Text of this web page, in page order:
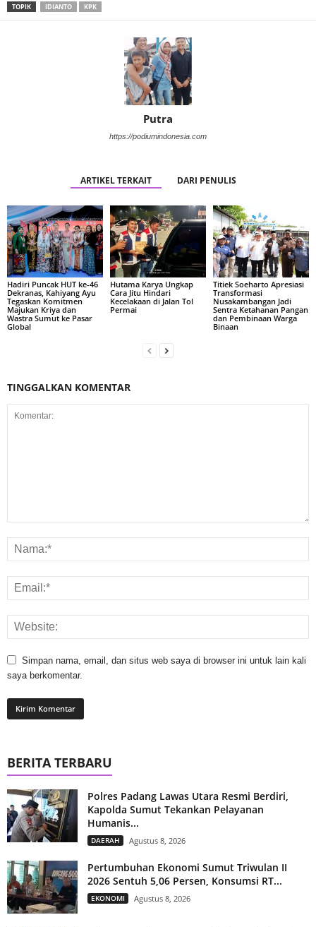
TOPIK IDIANTO KPK
Putra
https://podiumindonesia.com
ARTIKEL TERKAIT DARI PENULIS
Hadiri Puncak HUT ke-46
Dekranas, Kahiyang Ayu
Tegaskan Komitmen
Majukan Kriya dan
Wastra Sumut ke Pasar
Global
Hutama Karya Ungkap
Cara Jitu Hindari
Kecelakaan di Jalan Tol
Permai
Titiek Soeharto Apresiasi
Transformasi
Nusakambangan Jadi
Sentra Ketahanan Pangan
dan Pembinaan Warga
Binaan
TINGGALKAN KOMENTAR
Simpan nama, email, dan situs web saya di browser ini untuk lain kali
saya berkomentar.
BERITA TERBARU
Polres Padang Lawas Utara Resmi Berdiri,
Kapolda Sumut Tekankan Pelayanan
Humanis...
DAERAH Agustus 8, 2026
Pertumbuhan Ekonomi Sumut Triwulan II
2026 Sentuh 5,06 Persen, Konsumsi RT...
EKONOMI Agustus 8, 2026